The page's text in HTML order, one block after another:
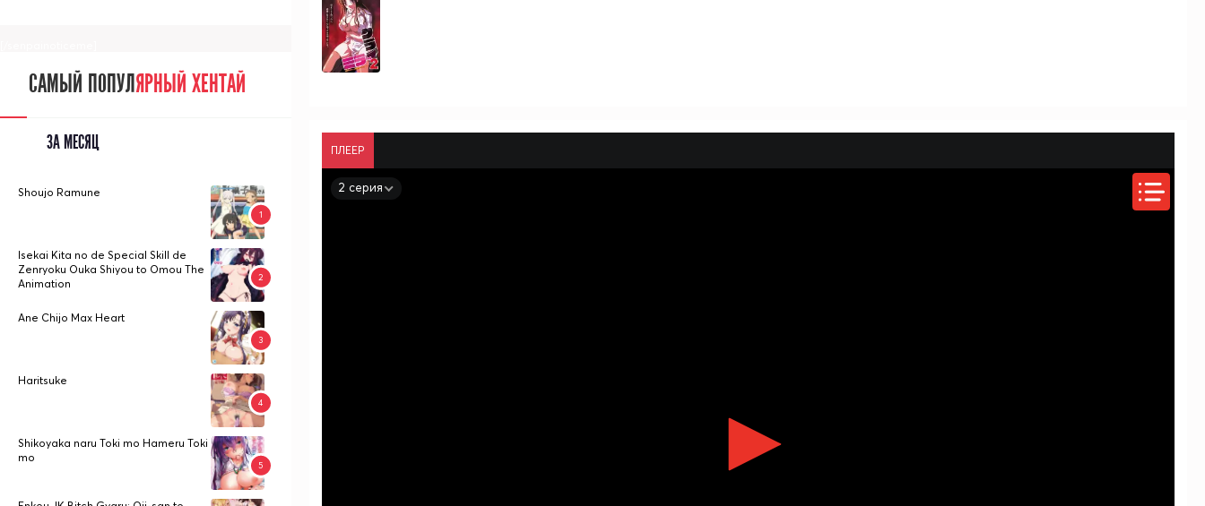
ПЛЕЕР
2 серия
САМЫЙ ПОПУЛЯРНЫЙ ХЕНТАЙ
ЗА МЕСЯЦ
Shoujo Ramune
Isekai Kita no de Special Skill de
Zenryoku Ouka Shiyou to Omou The
Animation
Ane Chijo Max Heart
Haritsuke
Shikoyaka naru Toki mo Hameru Toki
mo